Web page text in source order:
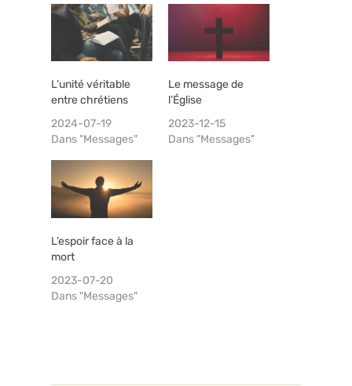
L’unité véritable
entre chrétiens
2024-07-19
Dans "Messages"
Le message de
l’Église
2023-12-15
Dans "Messages"
L’espoir face à la
mort
2023-07-20
Dans "Messages"